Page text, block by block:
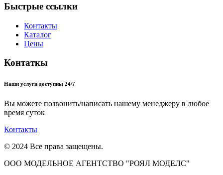
Быстрые ссылки
Контакты
Каталог
Цены
Контаткы
Наши услуги доступны 24/7
Вы можете позвонить/написать нашему менеджеру в любое
время суток
Контакты
© 2024 Все права защещены.
ООО МОДЕЛЬНОЕ АГЕНТСТВО "РОЯЛ МОДЕЛС"